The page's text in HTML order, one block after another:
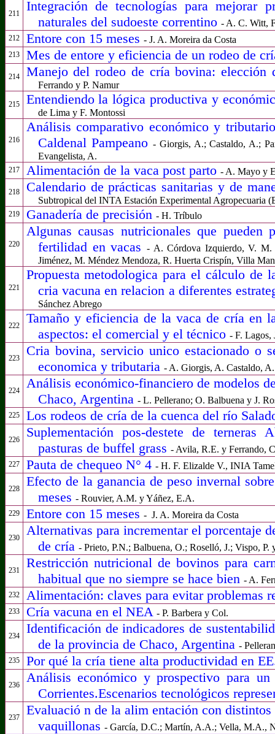
211
Integración de tecnologías para mejorar
naturales del sudoeste correntino - A. C. Witt,
212 Entore con 15 meses - J. A. Moreira da Costa
213 Mes de entore y eficiencia de un rodeo de
214 Manejo del rodeo de cría bovina:
Ferrando y P. Namur
215 Entendiendo la lógica productiva y
de Lima y F. Montossi
216
Análisis comparativo económico y
Caldenal Pampeano - Giorgis, A.; Castaldo, A.;
Evangelista, A.
217 Alimentación de la vaca post parto - A. Mayo y
218 Calendario de prácticas sanitarias y de
Subtropical del INTA Estación Experimental Agropecuaria
219 Ganadería de precisión - H. Tríbulo
220
Algunas causas nutricionales que pueden
fertilidad en vacas - A. Córdova Izquierdo, V. M.
Jiménez, M. Méndez Mendoza, R. Huerta Crispín, Villa
221
Propuesta metodologica para el cálculo de
cria vacuna en relacion a diferentes
Sánchez Abrego
222
Tamaño y eficiencia de la vaca de cría en
aspectos: el comercial y el técnico - F. Lagos,
223
Cria bovina, servicio unico estacionado o
economica y tributaria - A. Giorgis, A. Castaldo,
224
Análisis económico-financiero de modelos
Chaco, Argentina - L. Pellerano; O. Balbuena y J.
225 Los rodeos de cría de la cuenca del río
226
Suplementación pos-destete de
pasturas de buffel grass - Avila, R.E. y Ferrando,
227 Pauta de chequeo N° 4 - H. F. Elizalde V., INIA
228
Efecto de la ganancia de peso invernal
meses - Rouvier, A.M. y Yáñez, E.A.
229 Entore con 15 meses - J. A. Moreira da Costa
230
Alternativas para incrementar el porcentaje
de cría - Prieto, P.N.; Balbuena, O.; Roselló, J.; Vispo, P.
231
Restricción nutricional de bovinos para
habitual que no siempre se hace bien - A.
232 Alimentación: claves para evitar problemas
233 Cría vacuna en el NEA - P. Barbera y Col.
234
Identificación de indicadores de
de la provincia de Chaco, Argentina -
235 Por qué la cría tiene alta productividad en
236
Análisis económico y prospectivo para
Corrientes.Escenarios tecnológicos
237
Evaluació n de la alim entación con
vaquillonas - García, D.C.; Martín, A.A.; Vella, M.A.,